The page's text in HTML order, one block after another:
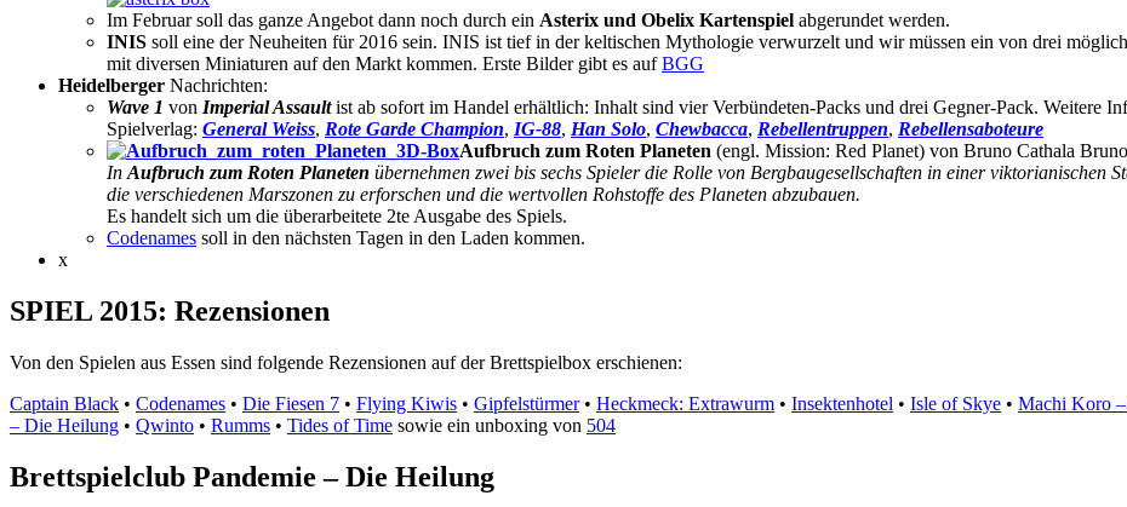
Im Februar soll das ganze Angebot dann noch durch ein Asterix und Obelix Kartenspiel abgerundet werden.
INIS soll eine der Neuheiten für 2016 sein. INIS ist tief in der keltischen Mythologie verwurzelt und wir müssen ein von drei
mit diversen Miniaturen auf den Markt kommen. Erste Bilder gibt es aufBGG
Heidelberger Nachrichten:
Wave 1 von Imperial Assaultist ab sofort im Handel erhältlich: Inhalt sind vier Verbündeten-Packs und drei Gegner-Pack. Weitere
Spielverlag: General Weiss, Rote Garde Champion, IG-88, Han Solo, Chewbacca, Rebellentruppen, Rebellensaboteure
Aufbruch zum Roten Planeten (engl. Mission: Red Planet) von Bruno Cathala
In Aufbruch zum Roten Planeten übernehmen zwei bis sechs Spieler die Rolle von Bergbaugesellschaften in einer viktorianischen
die verschiedenen Marszonen zu erforschen und die wertvollen Rohstoffe des Planeten abzubauen.
Es handelt sich um die überarbeitete 2te Ausgabe des Spiels.
Codenames soll in den nächsten Tagen in den Laden kommen.
x
SPIEL 2015: Rezensionen
Von den Spielen aus Essen sind folgende Rezensionen auf der Brettspielbox erschienen:
Captain Black • Codenames • Die Fiesen 7 • Flying Kiwis • Gipfelstürmer• Heckmeck: Extrawurm • Insektenhotel • Isle of Skye • Machi Koro
– Die Heilung • Qwinto • Rumms • Tides of Time sowie ein unboxing von 504
Brettspielclub Pandemie – Die Heilung